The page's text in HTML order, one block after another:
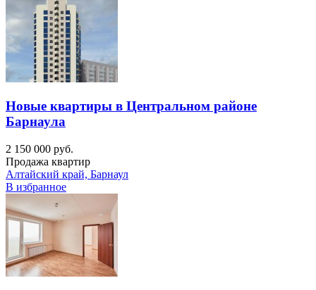
Новые квартиры в Центральном районе
Барнаула
2 150 000 руб.
Продажа квартир
Алтайский край, Барнаул
В избранное